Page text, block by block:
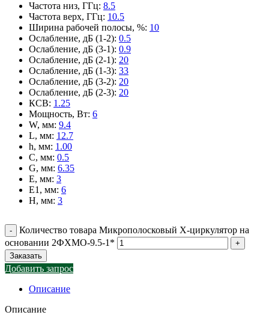
Частота низ, ГГц: 8.5
Частота верх, ГГц: 10.5
Ширина рабочей полосы, %: 10
Ослабление, дБ (1-2): 0.5
Ослабление, дБ (3-1): 0.9
Ослабление, дБ (2-1): 20
Ослабление, дБ (1-3): 33
Ослабление, дБ (3-2): 20
Ослабление, дБ (2-3): 20
КСВ: 1.25
Мощность, Вт: 6
W, мм: 9.4
L, мм: 12.7
h, мм: 1.00
C, мм: 0.5
G, мм: 6.35
E, мм: 3
E1, мм: 6
H, мм: 3
Количество товара Микрополосковый X-циркулятор на
основании 2ФХМО-9.5-1*
Заказать
Добавить запрос
Описание
Описание